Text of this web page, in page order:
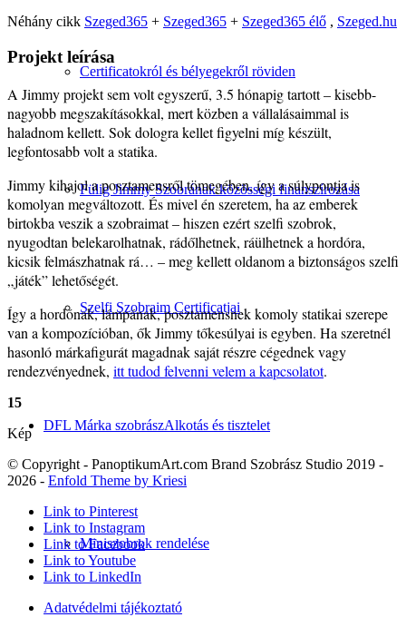
Certificatokról és bélyegekről röviden
Fülig Jimmy Szobrának közösségi finanszírozása
Szelfi Szobraim Certificatjai
DFL Márka szobrászAlkotás és tisztelet
Miniszobrok rendelése
Néhány cikk Szeged365 + Szeged365 + Szeged365 élő , Szeged.hu
Projekt leírása
A Jimmy projekt sem volt egyszerű, 3.5 hónapig tartott – kisebb-
nagyobb megszakításokkal, mert közben a vállalásaimmal is
haladnom kellett. Sok dologra kellet figyelni míg készült,
legfontosabb volt a statika.
Jimmy kihajol a posztamensről tömegében, így a súlypontja is
komolyan megváltozott. És mivel én szeretem, ha az emberek
birtokba veszik a szobraimat – hiszen ezért szelfi szobrok,
nyugodtan belekarolhatnak, rádőlhetnek, ráülhetnek a hordóra,
kicsik felmászhatnak rá… – meg kellett oldanom a biztonságos szelfi
„játék” lehetőségét.
Így a hordónak, lámpának, posztamensnek komoly statikai szerepe
van a kompozícióban, ők Jimmy tőkesúlyai is egyben. Ha szeretnél
hasonló márkafigurát magadnak saját részre cégednek vagy
rendezvényednek, itt tudod felvenni velem a kapcsolatot.
15
Kép
© Copyright - PanoptikumArt.com Brand Szobrász Studio 2019 -
2026 - Enfold Theme by Kriesi
Link to Pinterest
Link to Instagram
Link to Facebook
Link to Youtube
Link to LinkedIn
Adatvédelmi tájékoztató